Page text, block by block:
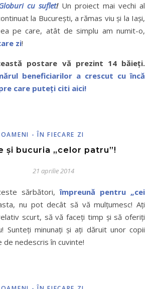
cu suflet!Un proiect mai vechi al
la București, a rămas viu și la Iași,
pe care, atât de simplu am numit-o,
zi!
postare vă prezint 14 băieți.
beneficiarilor a crescut cu încă
care puteți citi aici!
OAMENI - ÎN FIECARE ZI
şi bucuria „celor patru”!
21 aprilie 2014
sărbători,împreună pentru „cei
nu pot decât să vă mulţumesc! Aţi
scurt, să vă faceţi timp şi să oferiţi
Sunteţi minunaţi şi aţi dăruit unor copii
de nedescris în cuvinte!